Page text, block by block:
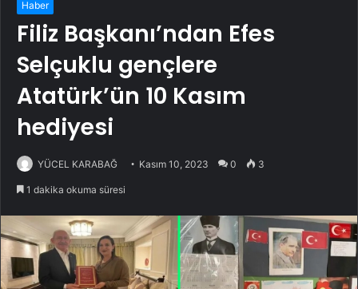
Haber
Filiz Başkanı’ndan Efes
Selçuklu gençlere
Atatürk’ün 10 Kasım
hediyesi
YÜCEL KARABAĞ Kasım 10, 2023 0 3
1 dakika okuma süresi